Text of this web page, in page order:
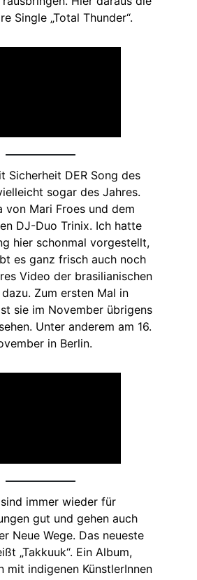
Single „Total Thunder“.
Sicherheit DER Song des
sogar des Jahres.
von Mari Froes und dem
DJ-Duo Trinix. Ich hatte
hier schonmal vorgestellt,
es ganz frisch auch noch
Video der brasilianischen
Zum ersten Mal in
sie im November übrigens
Unter anderem am 16.
in Berlin.
sind immer wieder für
gut und gehen auch
Neue Wege. Das neueste
„Takkuuk“. Ein Album,
mit indigenen KünstlerInnen